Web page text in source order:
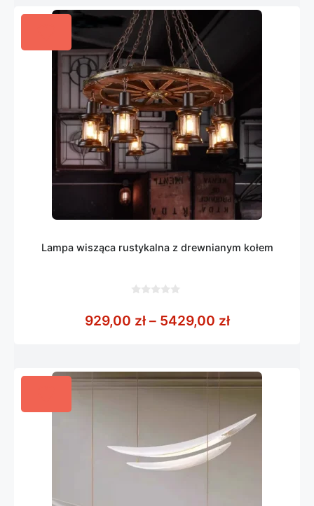
Lampa wisząca rustykalna z drewnianym kołem
5
929,00 zł – 5429,00 złZakres cen: